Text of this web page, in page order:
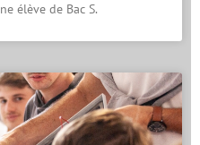
élève de Bac S.